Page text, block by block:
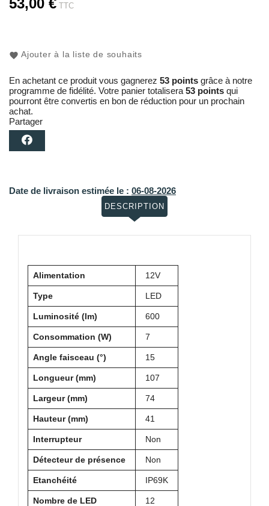
53,00 € TTC
Ajouter à la liste de souhaits
En achetant ce produit vous gagnerez 53 points grâce à notre
programme de fidélité. Votre panier totalisera 53 points qui
pourront être convertis en bon de réduction pour un prochain
achat.
Partager
Date de livraison estimée le : 06-08-2026
DESCRIPTION
Alimentation 12V
Type LED
Luminosité (lm) 600
Consommation (W) 7
Angle faisceau (°) 15
Longueur (mm) 107
Largeur (mm) 74
Hauteur (mm) 41
Interrupteur Non
Détecteur de présence Non
Etanchéité IP69K
Nombre de LED 12